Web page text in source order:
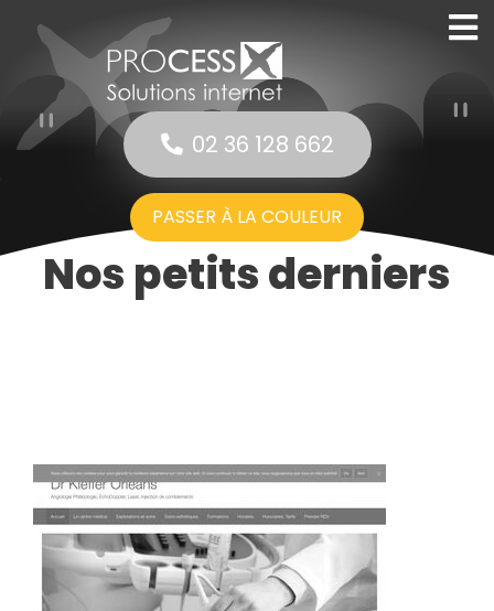
PASSER À LA COULEUR
02 36 128 662
Nos petits derniers